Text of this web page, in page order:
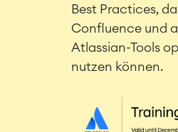
Best Practices,
Confluence und
Atlassian-Tools
nutzen können.